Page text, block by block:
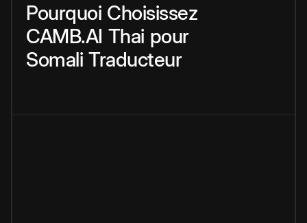
Pourquoi Choisissez
CAMB.AI Thai pour
Somali Traducteur